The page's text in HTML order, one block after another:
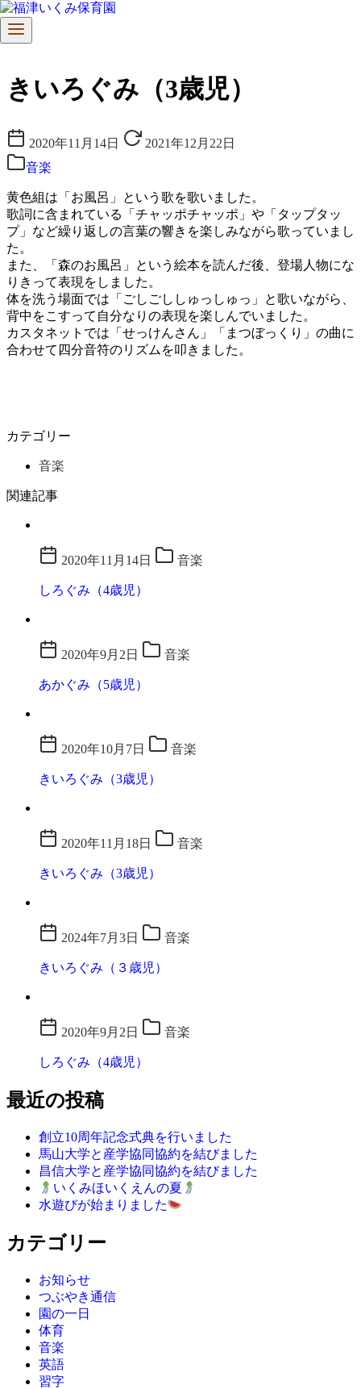
テ
へ
移
きいろぐみ（3歳児）
2020年11月14日
2021年12月22日
音楽
黄色組は「お風呂」という歌を歌いました。
歌詞に含まれている「チャッポチャッポ」や「タップタッ
プ」など繰り返しの言葉の響きを楽しみながら歌っていまし
た。
また、「森のお風呂」という絵本を読んだ後、登場人物にな
りきって表現をしました。
体を洗う場面では「ごしごししゅっしゅっ」と歌いながら、
背中をこすって自分なりの表現を楽しんでいました。
カスタネットでは「せっけんさん」「まつぼっくり」の曲に
合わせて四分音符のリズムを叩きました。
カテゴリー
音楽
関連記事
2020年11月14日 音楽
しろぐみ（4歳児）
2020年9月2日 音楽
あかぐみ（5歳児）
2020年10月7日 音楽
きいろぐみ（3歳児）
2020年11月18日 音楽
きいろぐみ（3歳児）
2024年7月3日 音楽
きいろぐみ（３歳児）
2020年9月2日 音楽
しろぐみ（4歳児）
最近の投稿
創立10周年記念式典を行いました
馬山大学と産学協同協約を結びました
昌信大学と産学協同協約を結びました
いくみほいくえんの夏
水遊びが始まりました
カテゴリー
お知らせ
つぶやき通信
園の一日
体育
音楽
英語
習字